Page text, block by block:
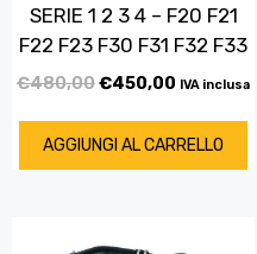
SERIE 1 2 3 4 – F20 F21
F22 F23 F30 F31 F32 F33
€480,00€450,00 IVA inclusa
AGGIUNGI AL CARRELLO